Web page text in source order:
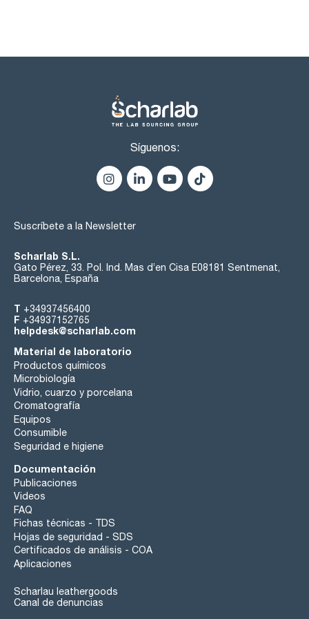
Síguenos:
Suscríbete a la Newsletter
Scharlab S.L.
Gato Pérez, 33. Pol. Ind. Mas d’en Cisa E08181 Sentmenat,
Barcelona, España
T +34937456400
F +34937152765
helpdesk@scharlab.com
Material de laboratorio
Productos químicos
Microbiología
Vidrio, cuarzo y porcelana
Cromatografía
Equipos
Consumible
Seguridad e higiene
Documentación
Publicaciones
Videos
FAQ
Fichas técnicas - TDS
Hojas de seguridad - SDS
Certificados de análisis - COA
Aplicaciones
Scharlau leathergoods
Canal de denuncias